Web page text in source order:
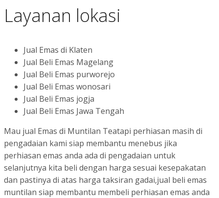
Layanan lokasi
Jual Emas di Klaten
Jual Beli Emas Magelang
Jual Beli Emas purworejo
Jual Beli Emas wonosari
Jual Beli Emas jogja
Jual Beli Emas Jawa Tengah
Mau jual Emas di Muntilan Teatapi perhiasan masih di
pengadaian kami siap membantu menebus jika
perhiasan emas anda ada di pengadaian untuk
selanjutnya kita beli dengan harga sesuai kesepakatan
dan pastinya di atas harga taksiran gadai,jual beli emas
muntilan siap membantu membeli perhiasan emas anda